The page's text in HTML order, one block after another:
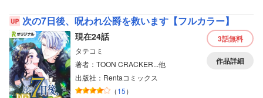
次の7日後、呪われ公爵を救います【フルカラー】
現在24話
タテコミ
著者：TOON CRACKER...他
出版社：Rentaコミックス
（15）
3話無料
作品詳細